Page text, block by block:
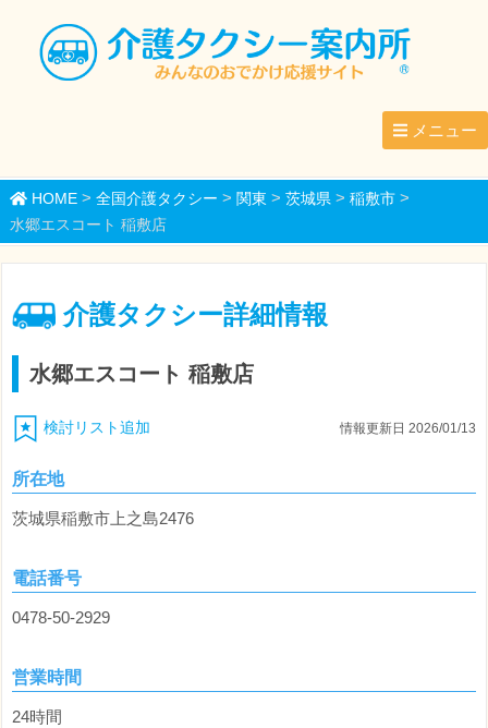
メニュー
HOME> 全国介護タクシー > 関東 > 茨城県> 稲敷市>
水郷エスコート 稲敷店
介護タクシー詳細情報
水郷エスコート 稲敷店
検討リスト追加 情報更新日 2026/01/13
所在地
茨城県稲敷市上之島2476
電話番号
0478-50-2929
営業時間
24時間